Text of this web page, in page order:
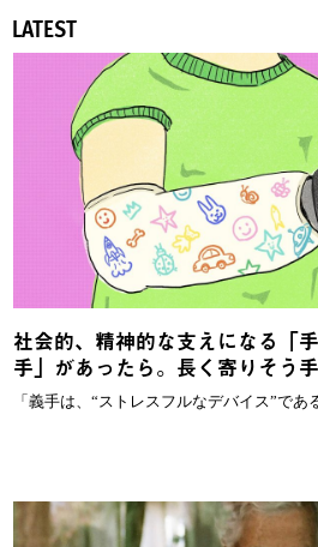
LATEST
社会的、精神的な支えになる「
手」があったら。長く寄りそう
「義手は、“ストレスフルなデバイス”であ